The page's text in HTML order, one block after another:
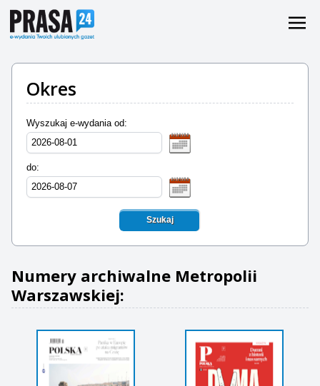
Okres
Wyszukaj e-wydania od:
do:
Szukaj
Numery archiwalne Metropolii
Warszawskiej: